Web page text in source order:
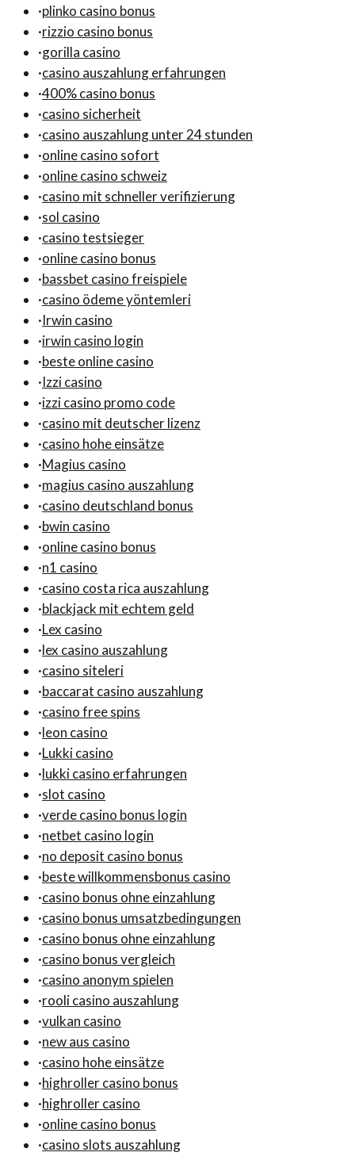
·plinko casino bonus
·rizzio casino bonus
·gorilla casino
·casino auszahlung erfahrungen
·400% casino bonus
·casino sicherheit
·casino auszahlung unter 24 stunden
·online casino sofort
·online casino schweiz
·casino mit schneller verifizierung
·sol casino
·casino testsieger
·online casino bonus
·bassbet casino freispiele
·casino ödeme yöntemleri
·Irwin casino
·irwin casino login
·beste online casino
·Izzi casino
·izzi casino promo code
·casino mit deutscher lizenz
·casino hohe einsätze
·Magius casino
·magius casino auszahlung
·casino deutschland bonus
·bwin casino
·online casino bonus
·n1 casino
·casino costa rica auszahlung
·blackjack mit echtem geld
·Lex casino
·lex casino auszahlung
·casino siteleri
·baccarat casino auszahlung
·casino free spins
·leon casino
·Lukki casino
·lukki casino erfahrungen
·slot casino
·verde casino bonus login
·netbet casino login
·no deposit casino bonus
·beste willkommensbonus casino
·casino bonus ohne einzahlung
·casino bonus umsatzbedingungen
·casino bonus ohne einzahlung
·casino bonus vergleich
·casino anonym spielen
·rooli casino auszahlung
·vulkan casino
·new aus casino
·casino hohe einsätze
·highroller casino bonus
·highroller casino
·online casino bonus
·casino slots auszahlung